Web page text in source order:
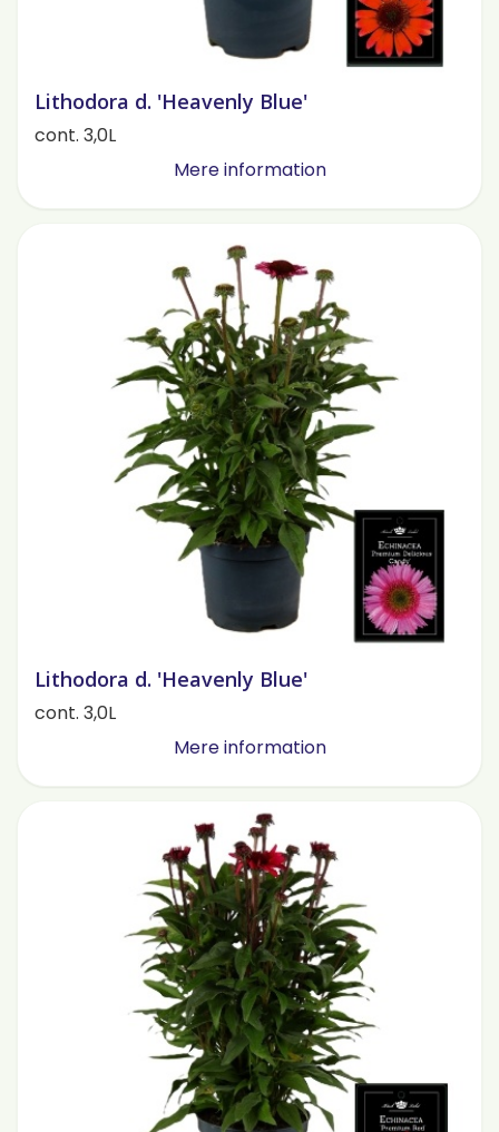
Lithodora d. 'Heavenly Blue'
cont. 3,0L
Mere information
Lithodora d. 'Heavenly Blue'
cont. 3,0L
Mere information